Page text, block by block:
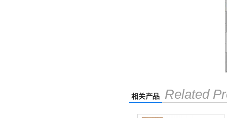
相关产品 Related